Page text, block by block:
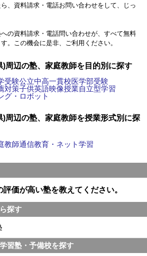
、資料請求・電話お問い合わせをして、じっ
の資料請求・電話問い合わせが、すべて無料
。この機会に是非、ご利用ください。
)周辺の塾、家庭教師を目的別に探す
受験公立中高一貫校医学部受験
対策子供英語映像授業自立型学習
グ・ロボット
)周辺の塾、家庭教師を授業形式別に探
教師通信教育・ネット学習
価が高い塾を教えてください。
探す
習塾・予備校を探す